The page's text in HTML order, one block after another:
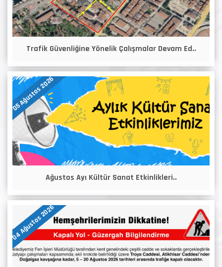
Trafik Güvenliğine Yönelik Çalışmalar Devam Ed..
05 Ağustos 2026
Ağustos Ayı Kültür Sanat Etkinlikleri..
04 Ağustos 2026